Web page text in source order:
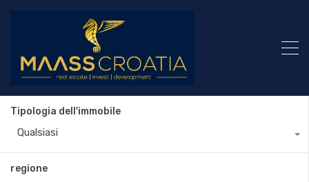
Tipologia dell'immobile
Qualsiasi
regione